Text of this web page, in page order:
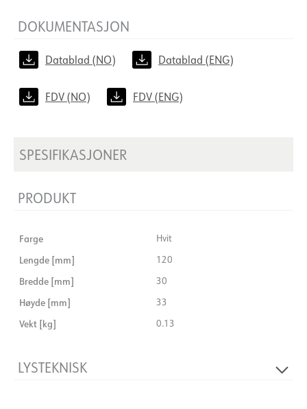
DOKUMENTASJON
Datablad (NO) Datablad (ENG)
FDV (NO) FDV (ENG)
SPESIFIKASJONER
PRODUKT
Farge Hvit
Lengde [mm] 120
Bredde [mm] 30
Høyde [mm] 33
Vekt [kg] 0.13
LYSTEKNISK